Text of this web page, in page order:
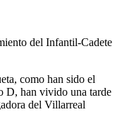
del Infantil-Cadete
como han sido el
D, han vivido una tarde
del Villarreal